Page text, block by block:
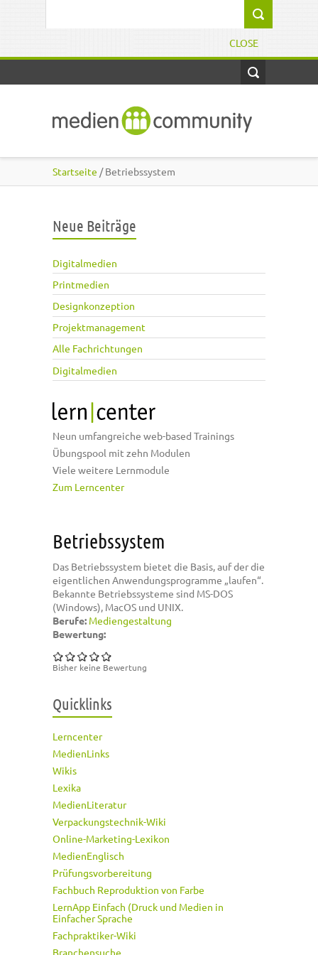
CLOSE
Startseite / Betriebssystem
Neue Beiträge
Digitalmedien
Printmedien
Designkonzeption
Projektmanagement
Alle Fachrichtungen
Digitalmedien
Neun umfangreiche web-based Trainings
Übungspool mit zehn Modulen
Viele weitere Lernmodule
Zum Lerncenter
Betriebssystem
Das Betriebssystem bietet die Basis, auf der die
eigentlichen Anwendungsprogramme „laufen“.
Bekannte Betriebssysteme sind MS-DOS
(Windows), MacOS und UNIX.
Berufe: Mediengestaltung
Bewertung:
Bisher keine Bewertung
Quicklinks
Lerncenter
MedienLinks
Wikis
Lexika
MedienLiteratur
Verpackungstechnik-Wiki
Online-Marketing-Lexikon
MedienEnglisch
Prüfungsvorbereitung
Fachbuch Reproduktion von Farbe
LernApp Einfach (Druck und Medien in
Einfacher Sprache
Fachpraktiker-Wiki
Branchensuche